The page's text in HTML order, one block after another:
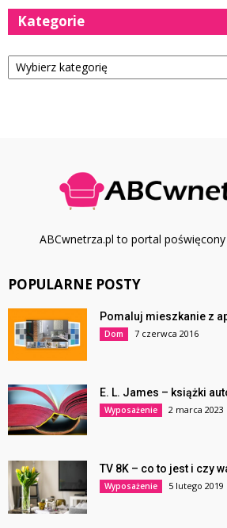
Kategorie
Kategorie
ABCwnetrza.pl to portal
POPULARNE POSTY
Pomaluj mieszkanie z
Dom 7 czerwca 2016
E. L. James – książki
Wyposażenie 2 marca 2023
TV 8K – co to jest i czy
Wyposażenie 5 lutego 2019